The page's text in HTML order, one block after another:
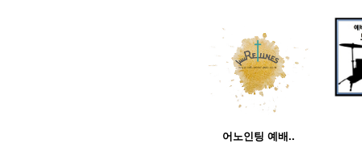
어노인팅 예배..